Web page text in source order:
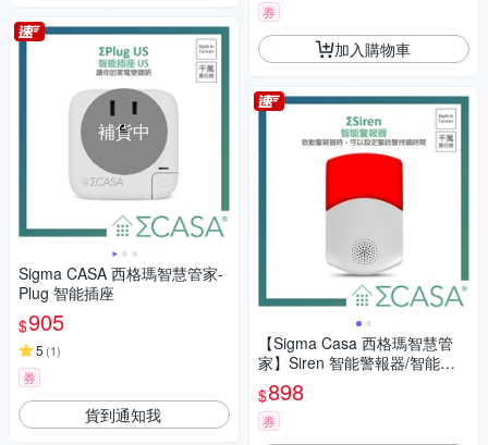
補貨中
Sigma CASA 西格瑪智慧管家-
Plug 智能插座
$905
5 (1)
券
貨到通知我
券
加入購物車
【Sigma Casa 西格瑪智慧管
家】Siren 智能警報器/智能安
防/居家警報器
$898
券